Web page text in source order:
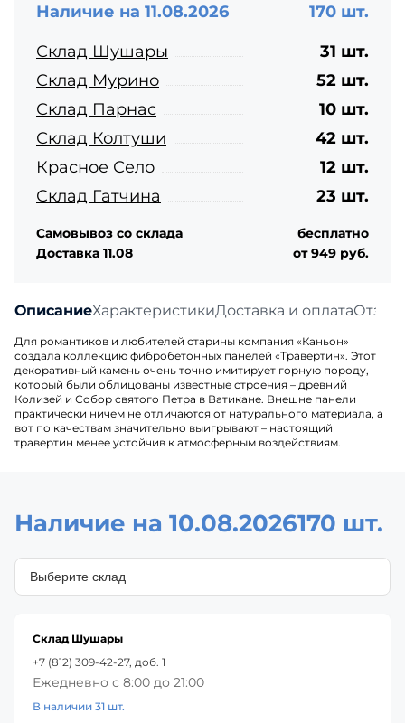
ОписаниеХарактеристикиДоставка и оплата
Для романтиков и любителей старины компания «Каньон»
создала коллекцию фибробетонных панелей «Травертин». Этот
декоративный камень очень точно имитирует горную породу,
который были облицованы известные строения – древний
Колизей и Собор святого Петра в Ватикане. Внешне панели
практически ничем не отличаются от натурального материала, а
вот по качествам значительно выигрывают – настоящий
травертин менее устойчив к атмосферным воздействиям.
Наличие на 11.08.2026
170 шт.
Склад Шушары
31 шт.
Склад Мурино
52 шт.
Склад Парнас
10 шт.
Склад Колтуши
42 шт.
Красное Село
12 шт.
Склад Гатчина
23 шт.
Самовывоз со склада
бесплатно
Доставка 11.08
от 949 руб.
Наличие на 10.08.2026170 шт.
Склад Шушары
+7 (812) 309-42-27, доб. 1
Ежедневно с 8:00 до 21:00
В наличии 31 шт.